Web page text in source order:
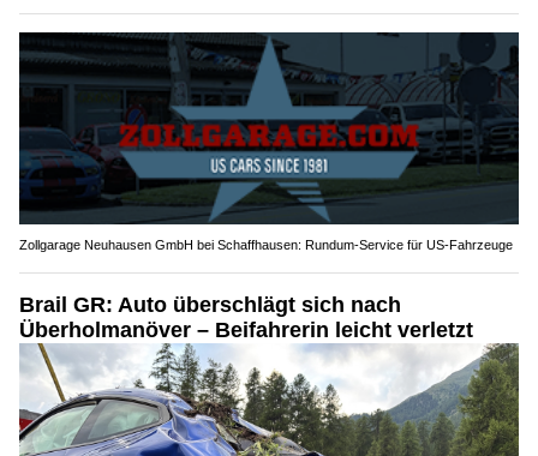
Zollgarage Neuhausen GmbH bei Schaffhausen: Rundum-Service für US-Fahrzeuge
Brail GR: Auto überschlägt sich nach
Überholmanöver – Beifahrerin leicht verletzt